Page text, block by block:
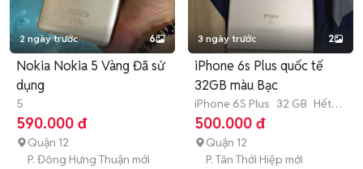
2 ngày trước 6
Nokia Nokia 5 Vàng Đã sử
dụng
5
590.000 đ
Quận 12
P. Đông Hưng Thuận mới
3 ngày trước 2
iPhone 6s Plus quốc tế
32GB màu Bạc
iPhone 6S Plus 32 GB Hết
bảo hành
500.000 đ
Quận 12
P. Tân Thới Hiệp mới